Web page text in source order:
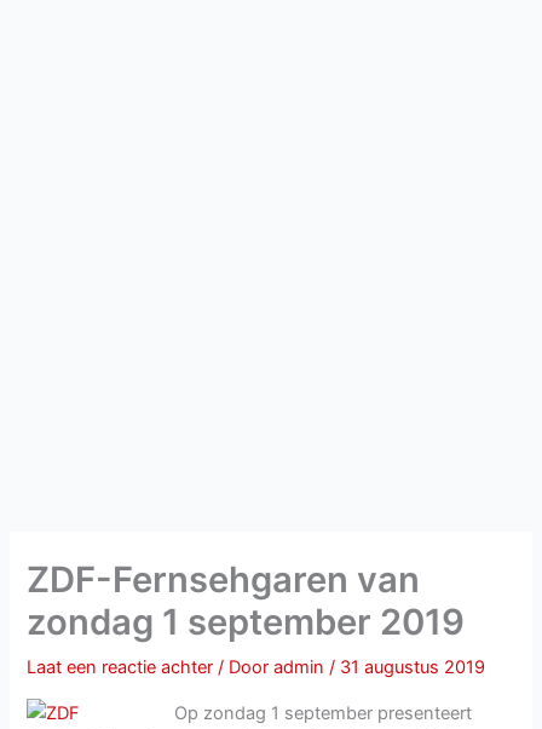
ZDF-Fernsehgaren van
zondag 1 september 2019
Laat een reactie achter / Dooradmin/ 31 augustus 2019
Op zondag 1 september presenteert